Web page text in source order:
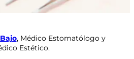
, Médico Estomatólogo y
Estético.